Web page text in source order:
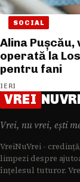
SOCIAL
Alina
operată la
pentru fani
IERI
VREI
Vrei, nu vrei, ești
VreiNuVrei -
limpezi despre
înțelesul tuturor.